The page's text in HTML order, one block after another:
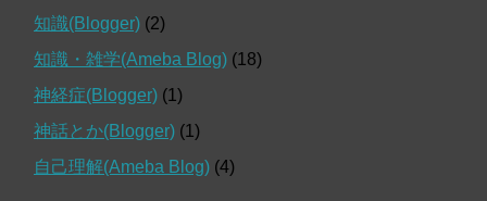
知識(Blogger) (2)
知識・雑学(Ameba Blog) (18)
神経症(Blogger) (1)
神話とか(Blogger) (1)
自己理解(Ameba Blog) (4)